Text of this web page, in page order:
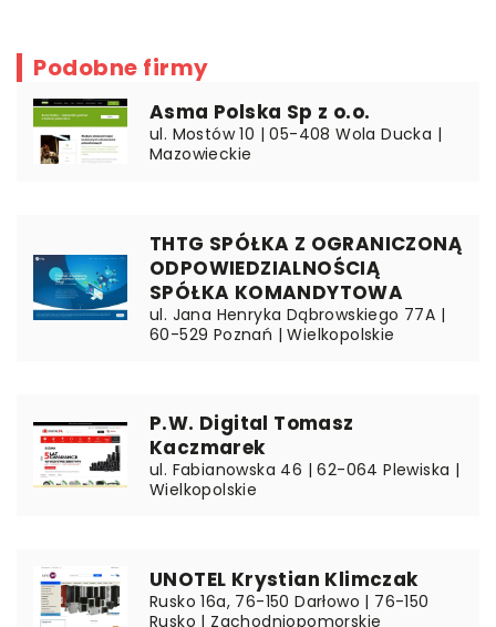
Podobne firmy
Asma Polska Sp z o.o.
ul. Mostów 10 | 05-408 Wola Ducka |
Mazowieckie
THTG SPÓŁKA Z OGRANICZONĄ
ODPOWIEDZIALNOŚCIĄ
SPÓŁKA KOMANDYTOWA
ul. Jana Henryka Dąbrowskiego 77A |
60-529 Poznań | Wielkopolskie
P.W. Digital Tomasz
Kaczmarek
ul. Fabianowska 46 | 62-064 Plewiska |
Wielkopolskie
UNOTEL Krystian Klimczak
Rusko 16a, 76-150 Darłowo | 76-150
Rusko | Zachodniopomorskie